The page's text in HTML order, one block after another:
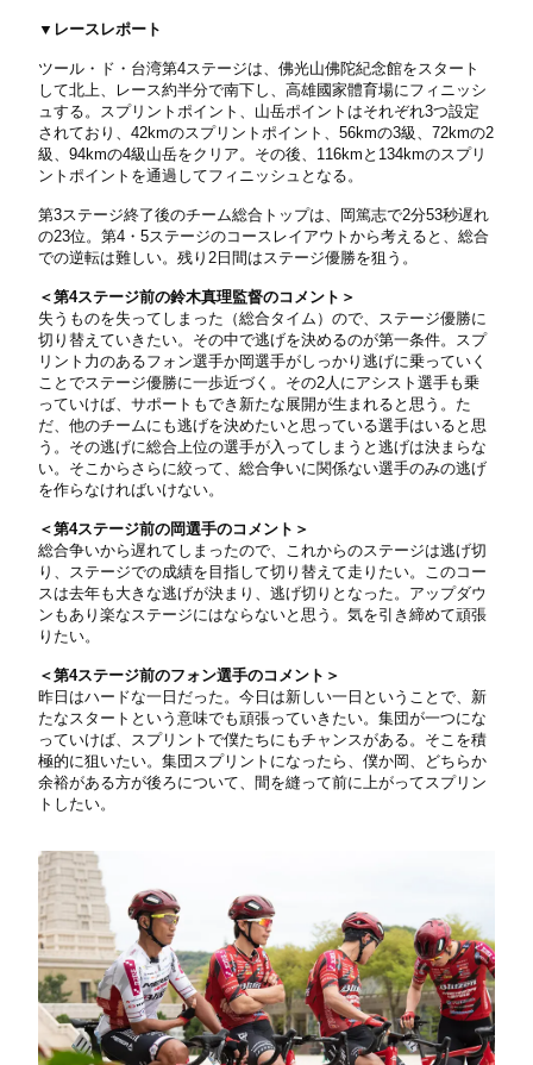
▼レースレポート
ツール・ド・台湾第4ステージは、佛光山佛陀紀念館をスタート
して北上、レース約半分で南下し、高雄國家體育場にフィニッシ
ュする。スプリントポイント、山岳ポイントはそれぞれ3つ設定
されており、42kmのスプリントポイント、56kmの3級、72kmの2
級、94kmの4級山岳をクリア。その後、116kmと134kmのスプリ
ントポイントを通過してフィニッシュとなる。
第3ステージ終了後のチーム総合トップは、岡篤志で2分53秒遅れ
の23位。第4・5ステージのコースレイアウトから考えると、総合
での逆転は難しい。残り2日間はステージ優勝を狙う。
＜第4ステージ前の鈴木真理監督のコメント＞
失うものを失ってしまった（総合タイム）ので、ステージ優勝に
切り替えていきたい。その中で逃げを決めるのが第一条件。スプ
リント力のあるフォン選手か岡選手がしっかり逃げに乗っていく
ことでステージ優勝に一歩近づく。その2人にアシスト選手も乗
っていけば、サポートもでき新たな展開が生まれると思う。た
だ、他のチームにも逃げを決めたいと思っている選手はいると思
う。その逃げに総合上位の選手が入ってしまうと逃げは決まらな
い。そこからさらに絞って、総合争いに関係ない選手のみの逃げ
を作らなければいけない。
＜第4ステージ前の岡選手のコメント＞
総合争いから遅れてしまったので、これからのステージは逃げ切
り、ステージでの成績を目指して切り替えて走りたい。このコー
スは去年も大きな逃げが決まり、逃げ切りとなった。アップダウ
ンもあり楽なステージにはならないと思う。気を引き締めて頑張
りたい。
＜第4ステージ前のフォン選手のコメント＞
昨日はハードな一日だった。今日は新しい一日ということで、新
たなスタートという意味でも頑張っていきたい。集団が一つにな
っていけば、スプリントで僕たちにもチャンスがある。そこを積
極的に狙いたい。集団スプリントになったら、僕か岡、どちらか
余裕がある方が後ろについて、間を縫って前に上がってスプリン
トしたい。